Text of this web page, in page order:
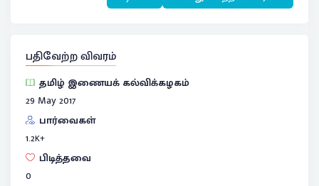
பதிவேற்ற விவரம்
தமிழ் இணையக் கல்விக்கழகம்
29 May 2017
பார்வைகள்
1.2K+
பிடித்தவை
0